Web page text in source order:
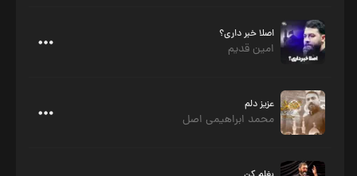
اصلا خبر داری؟
امین قدیم
عزیز دلم
محمد ابراهیمی اصل